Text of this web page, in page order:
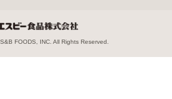
FOODS, INC. All Rights Reserved.